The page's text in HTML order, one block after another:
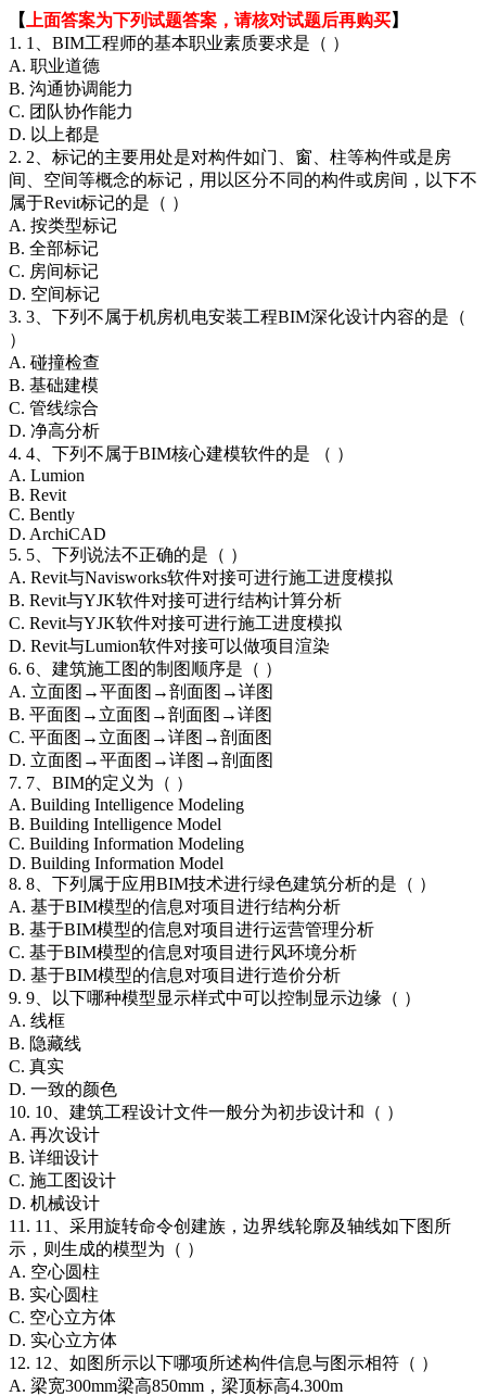
【 上面答案为下列试题答案，请核对试题后再购买】
1. 1、BIM工程师的基本职业素质要求是（ ）
A. 职业道德
B. 沟通协调能力
C. 团队协作能力
D. 以上都是
2. 2、标记的主要用处是对构件如门、窗、柱等构件或是房
间、空间等概念的标记，用以区分不同的构件或房间，以下不
属于Revit标记的是（ ）
A. 按类型标记
B. 全部标记
C. 房间标记
D. 空间标记
3. 3、下列不属于机房机电安装工程BIM深化设计内容的是（
）
A. 碰撞检查
B. 基础建模
C. 管线综合
D. 净高分析
4. 4、下列不属于BIM核心建模软件的是 （ ）
A. Lumion
B. Revit
C. Bently
D. ArchiCAD
5. 5、下列说法不正确的是（ ）
A. Revit与Navisworks软件对接可进行施工进度模拟
B. Revit与YJK软件对接可进行结构计算分析
C. Revit与YJK软件对接可进行施工进度模拟
D. Revit与Lumion软件对接可以做项目渲染
6. 6、建筑施工图的制图顺序是（ ）
A. 立面图→平面图→剖面图→详图
B. 平面图→立面图→剖面图→详图
C. 平面图→立面图→详图→剖面图
D. 立面图→平面图→详图→剖面图
7. 7、BIM的定义为（ ）
A. Building Intelligence Modeling
B. Building Intelligence Model
C. Building Information Modeling
D. Building Information Model
8. 8、下列属于应用BIM技术进行绿色建筑分析的是（ ）
A. 基于BIM模型的信息对项目进行结构分析
B. 基于BIM模型的信息对项目进行运营管理分析
C. 基于BIM模型的信息对项目进行风环境分析
D. 基于BIM模型的信息对项目进行造价分析
9. 9、以下哪种模型显示样式中可以控制显示边缘（ ）
A. 线框
B. 隐藏线
C. 真实
D. 一致的颜色
10. 10、建筑工程设计文件一般分为初步设计和（ ）
A. 再次设计
B. 详细设计
C. 施工图设计
D. 机械设计
11. 11、采用旋转命令创建族，边界线轮廓及轴线如下图所
示，则生成的模型为（ ）
A. 空心圆柱
B. 实心圆柱
C. 空心立方体
D. 实心立方体
12. 12、如图所示以下哪项所述构件信息与图示相符（ ）
A. 梁宽300mm梁高850mm，梁顶标高4.300m